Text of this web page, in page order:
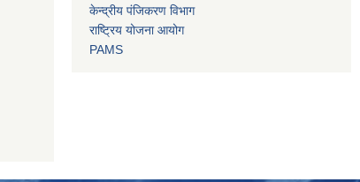
केन्द्रीय पंजिकरण विभाग
राष्ट्रिय योजना आयोग
PAMS